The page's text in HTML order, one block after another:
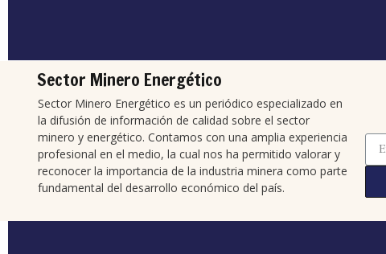
Sector Minero Energético
Sector Minero Energético es un periódico especializado en
la difusión de información de calidad sobre el sector
minero y energético. Contamos con una amplia experiencia
profesional en el medio, la cual nos ha permitido valorar y
reconocer la importancia de la industria minera como parte
fundamental del desarrollo económico del país.